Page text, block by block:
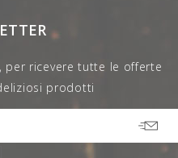
per ricevere tutte le offerte
prodotti